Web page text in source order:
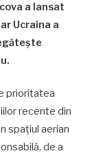
a lansat
Ucraina a
prioritatea
recente din
spațiul aerian
de a